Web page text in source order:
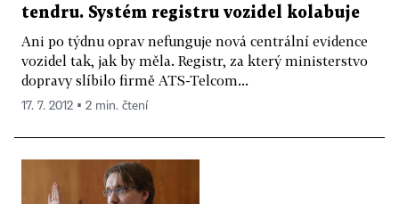
tendru. Systém registru vozidel kolabuje
Ani po týdnu oprav nefunguje nová centrální evidence
vozidel tak, jak by měla. Registr, za který ministerstvo
dopravy slíbilo firmě ATS-Telcom...
17. 7. 2012 ▪ 2 min. čtení